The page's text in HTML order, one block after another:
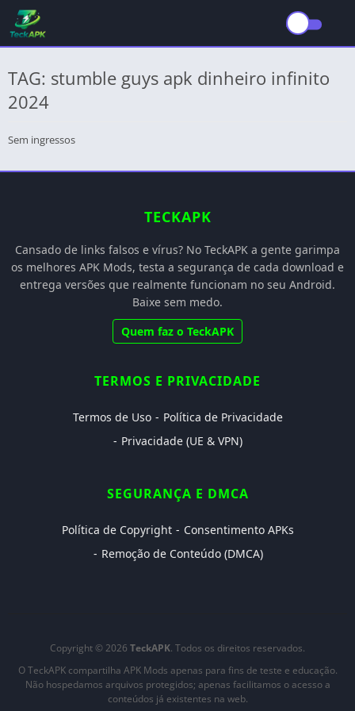
TAG: stumble guys apk dinheiro infinito
2024
Sem ingressos
TECKAPK
Cansado de links falsos e vírus? No TeckAPK a gente garimpa
os melhores APK Mods, testa a segurança de cada download e
entrega versões que realmente funcionam no seu Android.
Baixe sem medo.
Quem faz o TeckAPK
TERMOS E PRIVACIDADE
Termos de Uso
Política de Privacidade
Privacidade (UE & VPN)
SEGURANÇA E DMCA
Política de Copyright
Consentimento APKs
Remoção de Conteúdo (DMCA)
Copyright © 2026 TeckAPK. Todos os direitos reservados.
O TeckAPK compartilha APK Mods apenas para fins de teste e educação.
Não hospedamos arquivos protegidos; apenas facilitamos o acesso a
conteúdos já existentes na web.